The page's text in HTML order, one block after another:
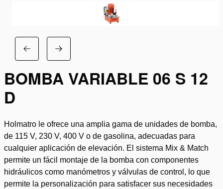
BOMBA VARIABLE 06 S 12
D
Holmatro le ofrece una amplia gama de unidades de bomba,
de 115 V, 230 V, 400 V o de gasolina, adecuadas para
cualquier aplicación de elevación. El sistema Mix & Match
permite un fácil montaje de la bomba con componentes
hidráulicos como manómetros y válvulas de control, lo que
permite la personalización para satisfacer sus necesidades